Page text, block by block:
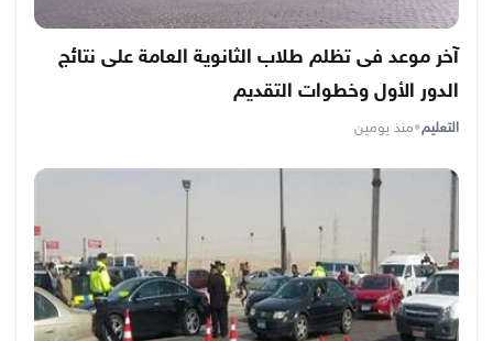
آخر موعد فى تظلم طلاب الثانوية العامة على نتائج
الدور الأول وخطوات التقديم
التعليم•منذ يومين